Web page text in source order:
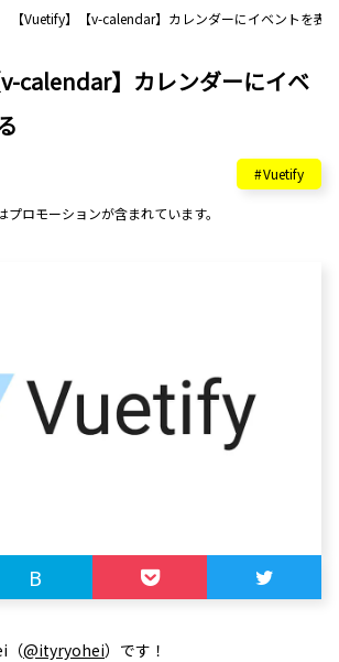
【Vuetify】【v-calendar】カレンダーにイベントを表
v-calendar】カレンダーにイベ
Vuetify
ロモーションが含まれています。
B
（@ityryohei）です！